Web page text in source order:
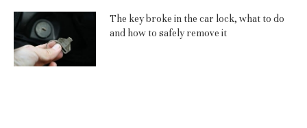
The key broke in the car lock, what to do
and how to safely remove it